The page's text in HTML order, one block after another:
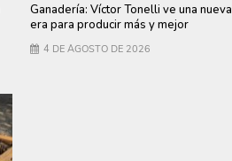
Ganadería: Víctor Tonelli ve una nueva
era para producir más y mejor
4 DE AGOSTO DE 2026